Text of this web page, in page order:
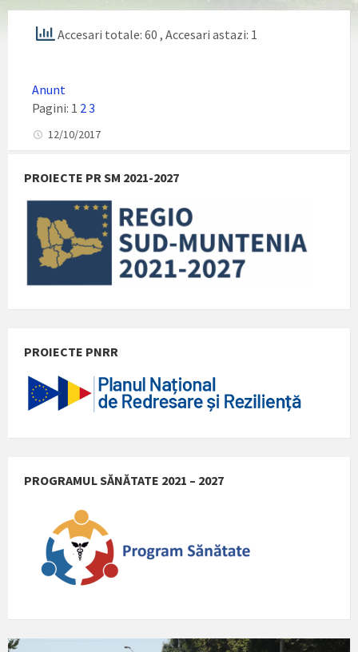
Accesari totale: 60 , Accesari astazi: 1
Anunt
Pagini: 1 2 3
12/10/2017
PROIECTE PR SM 2021-2027
PROIECTE PNRR
PROGRAMUL SĂNĂTATE 2021 – 2027